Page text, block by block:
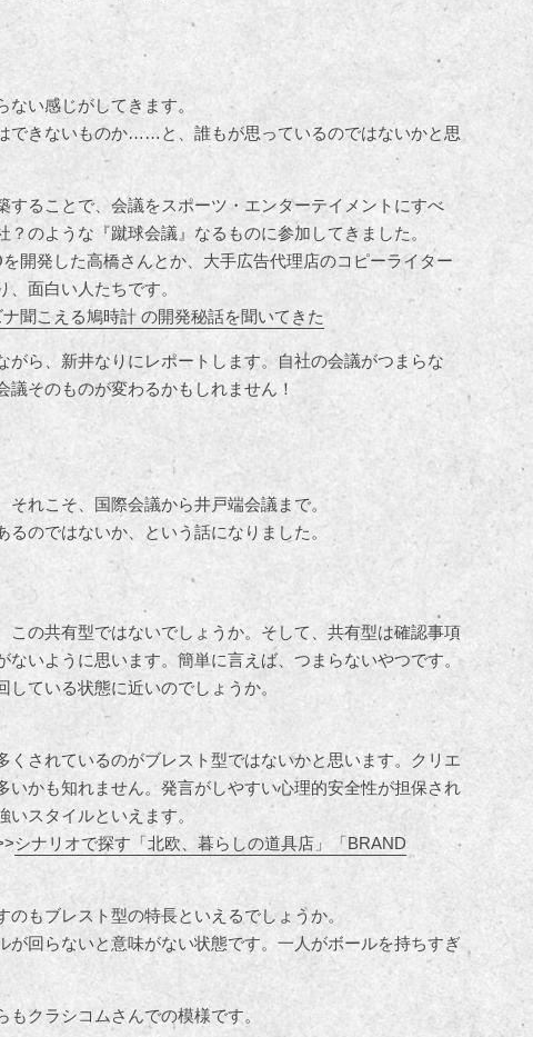
い感じがしてきます。
できないものか……と、誰もが思っているのではないかと思
することで、会議をスポーツ・エンターテイメントにすべ
のような『蹴球会議』なるものに参加してきました。
開発した高橋さんとか、大手広告代理店のコピーライター
面白い人たちです。
聞こえる鳩時計 の開発秘話を聞いてきた
ら、新井なりにレポートします。自社の会議がつまらな
そのものが変わるかもしれません！
それこそ、国際会議から井戸端会議まで。
るのではないか、という話になりました。
この共有型ではないでしょうか。そして、共有型は確認事項
ないように思います。簡単に言えば、つまらないやつです。
ている状態に近いのでしょうか。
されているのがブレスト型ではないかと思います。クリエ
いかも知れません。発言がしやすい心理的安全性が担保され
スタイルといえます。
シナリオで探す「北欧、暮らしの道具店」「BRAND
もブレスト型の特長といえるでしょうか。
回らないと意味がない状態です。一人がボールを持ちすぎ
クラシコムさんでの模様です。